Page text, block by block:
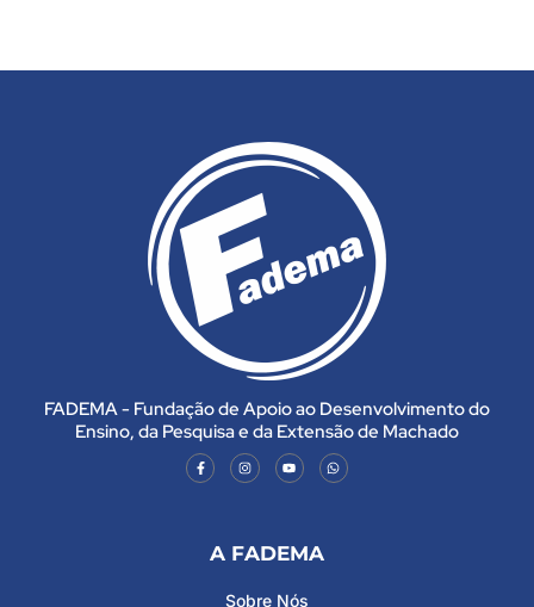
FADEMA - Fundação de Apoio ao Desenvolvimento do
Ensino, da Pesquisa e da Extensão de Machado
A FADEMA
Sobre Nós